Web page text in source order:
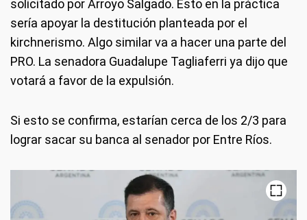
solicitado por Arroyo Salgado. Esto en la práctica
sería apoyar la destitución planteada por el
kirchnerismo. Algo similar va a hacer una parte del
PRO. La senadora Guadalupe Tagliaferri ya dijo que
votará a favor de la expulsión.
Si esto se confirma, estarían cerca de los 2/3 para
lograr sacar su banca al senador por Entre Ríos.